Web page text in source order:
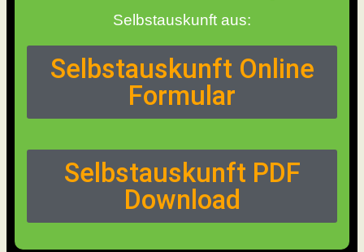
Selbstauskunft aus:
Selbstauskunft Online
Formular
Selbstauskunft PDF
Download